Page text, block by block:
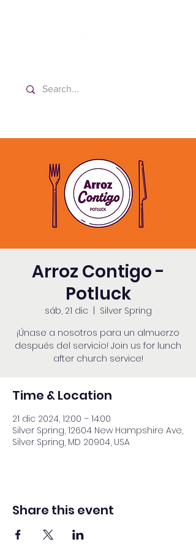
Arroz Contigo -
Potluck
sáb, 21 dic
  |
Silver Spring
¡Únase a nosotros para un almuerzo
después del servicio! Join us for lunch
after church service!
Time & Location
21 dic 2024, 12:00 – 14:00
Silver Spring, 12604 New Hampshire Ave,
Silver Spring, MD 20904, USA
Share this event